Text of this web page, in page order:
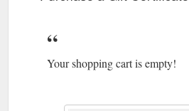
Your shopping cart is empty!